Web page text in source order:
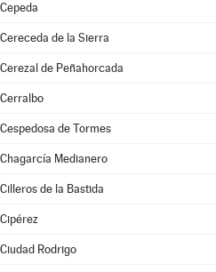
Cepeda
Cereceda de la Sierra
Cerezal de Peñahorcada
Cerralbo
Cespedosa de Tormes
Chagarcía Medianero
Cilleros de la Bastida
Cipérez
Ciudad Rodrigo